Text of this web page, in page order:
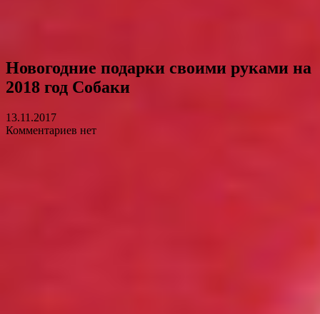
Новогодние подарки своими руками на
2018 год Собаки
13.11.2017
Комментариев нет